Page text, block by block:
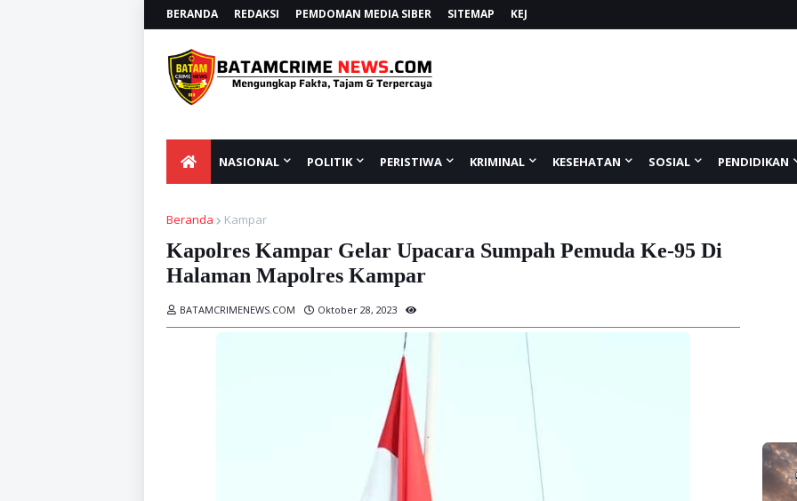
BERANDA REDAKSI PEMDOMAN MEDIA SIBER SITEMAP KEJ
NASIONAL POLITIK PERISTIWA KRIMINAL KESEHATAN SOSIAL PENDIDIKAN
Beranda Kampar
Kapolres Kampar Gelar Upacara Sumpah Pemuda Ke-95 Di
Halaman Mapolres Kampar
BATAMCRIMENEWS.COM Oktober 28, 2023